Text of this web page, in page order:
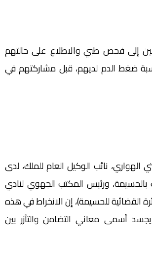
إلى فحص طبي والاطلاع على حالتهم
ضغط الدم لديهم، قبل مشاركتهم في
الهواري، نائب الوكيل العام للملك، لدى
ورئيس المكتب الجهوي لنادي
القضائية للحسيمة)، إن الانخراط في هذه
يجسد أسمى معاني التضامن والتآزر بين